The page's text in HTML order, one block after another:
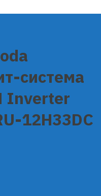
система
Inverter
12H33DC